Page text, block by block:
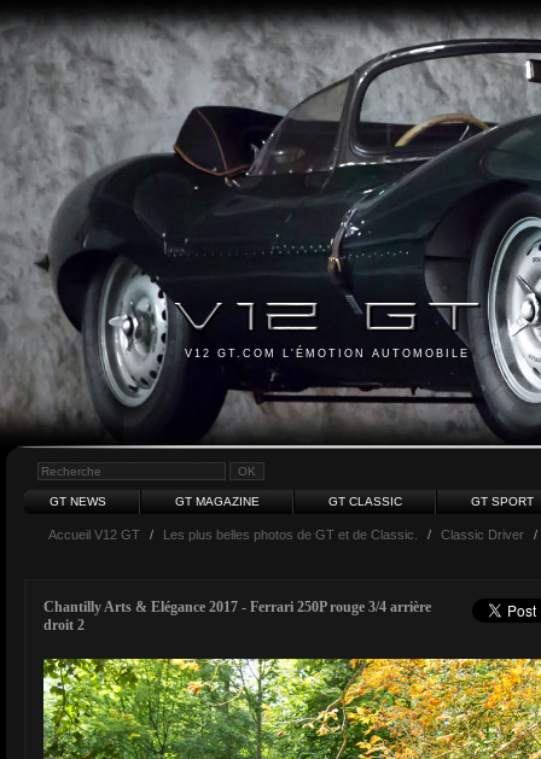
V12 GT.COM L'ÉMOTION AUTOMOBILE
GT NEWS GT MAGAZINE GT CLASSIC GT SPORT
Accueil V12 GT / Les plus belles photos de GT et de Classic. / Classic Driver /
Chantilly Arts & Elégance 2017 - Ferrari 250P rouge 3/4 arrière
droit 2